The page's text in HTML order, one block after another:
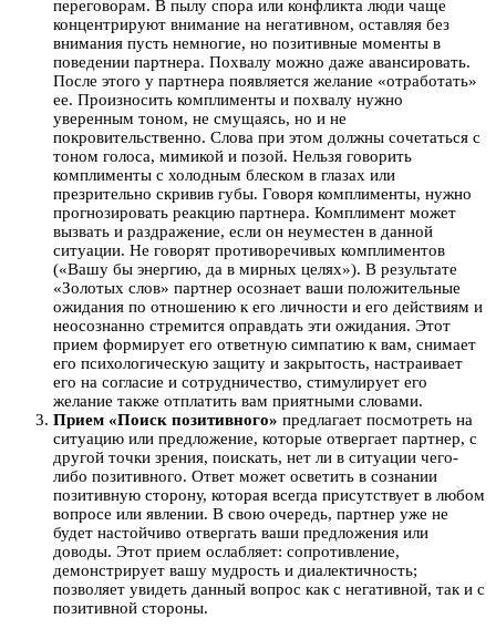
переговорам. В пылу спора или конфликта люди чаще
концентрируют внимание на негативном, оставляя без
внимания пусть немногие, но позитивные моменты в
поведении партнера. Похвалу можно даже авансировать.
После этого у партнера появляется желание «отработать»
ее. Произносить комплименты и похвалу нужно
уверенным тоном, не смущаясь, но и не
покровительственно. Слова при этом должны сочетаться с
тоном голоса, мимикой и позой. Нельзя говорить
комплименты с холодным блеском в глазах или
презрительно скривив губы. Говоря комплименты, нужно
прогнозировать реакцию партнера. Комплимент может
вызвать и раздражение, если он неуместен в данной
ситуации. Не говорят противоречивых комплиментов
(«Вашу бы энергию, да в мирных целях»). В результате
«Золотых слов» партнер осознает ваши положительные
ожидания по отношению к его личности и его действиям и
неосознанно стремится оправдать эти ожидания. Этот
прием формирует его ответную симпатию к вам, снимает
его психологическую защиту и закрытость, настраивает
его на согласие и сотрудничество, стимулирует его
желание также отплатить вам приятными словами.
Прием «Поиск позитивного» предлагает посмотреть на
ситуацию или предложение, которые отвергает партнер, с
другой точки зрения, поискать, нет ли в ситуации чего-
либо позитивного. Ответ может осветить в сознании
позитивную сторону, которая всегда присутствует в любом
вопросе или явлении. В свою очередь, партнер уже не
будет настойчиво отвергать ваши предложения или
доводы. Этот прием ослабляет: сопротивление,
демонстрирует вашу мудрость и диалектичность;
позволяет увидеть данный вопрос как с негативной, так и с
позитивной стороны.